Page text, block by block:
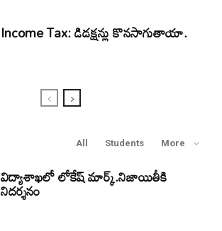
Income Tax: డిడక్షన్లు కొనసాగుతాయా.
All Students More
విద్యాశాఖలో లోకేష్ మార్క్.నిజాయితీకి
నిదర్శనం